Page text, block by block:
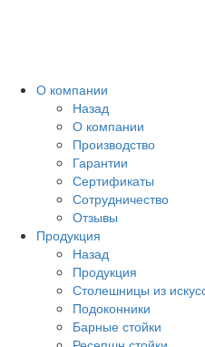
О компании
Назад
О компании
Производство
Гарантии
Сертификаты
Сотрудничество
Отзывы
Продукция
Назад
Продукция
Столешницы из
Подоконники
Барные стойки